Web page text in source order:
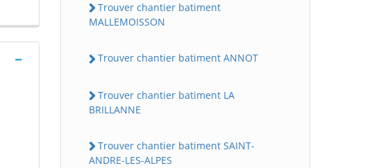
Trouver chantier batiment
MALLEMOISSON
Trouver chantier batiment ANNOT
Trouver chantier batiment LA
BRILLANNE
Trouver chantier batiment SAINT-
ANDRE-LES-ALPES